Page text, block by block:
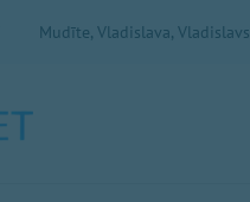
Mudīte, Vladislava, Vladislavs